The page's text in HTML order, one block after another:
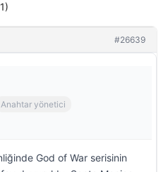
#26639
Anahtar yönetici
God of War serisinin